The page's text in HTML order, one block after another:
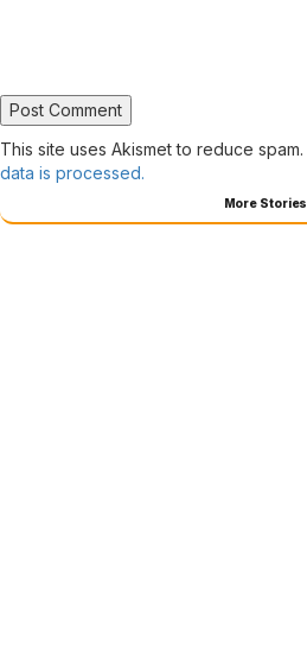
This site uses Akismet to reduce spam.
data is processed.
More Stories